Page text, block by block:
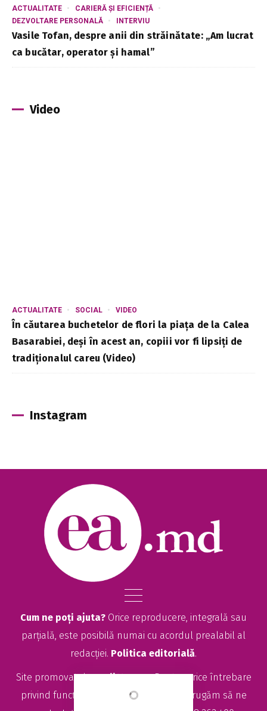
ACTUALITATE
CARIERĂ ȘI EFICIENȚĂ
DEZVOLTARE PERSONALĂ
INTERVIU
Vasile Tofan, despre anii din străinătate: „Am lucrat
ca bucătar, operator și hamal”
Video
ACTUALITATE SOCIAL VIDEO
În căutarea buchetelor de flori la piața de la Calea
Basarabiei, deși în acest an, copiii vor fi lipsiți de
tradiționalul careu (Video)
Instagram
Cum ne poți ajuta? Orice reproducere, integrală sau
parțială, este posibilă numai cu acordul prealabil al
redacției. Politica editorială.
Site promovat deseolitte.com. Pentru orice întrebare
privind funcționarea site-ului EA.md, vă rugăm să ne